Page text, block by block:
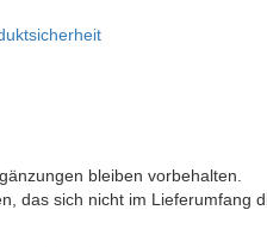
bleiben vorbehalten.
das sich nicht im Lieferumfang